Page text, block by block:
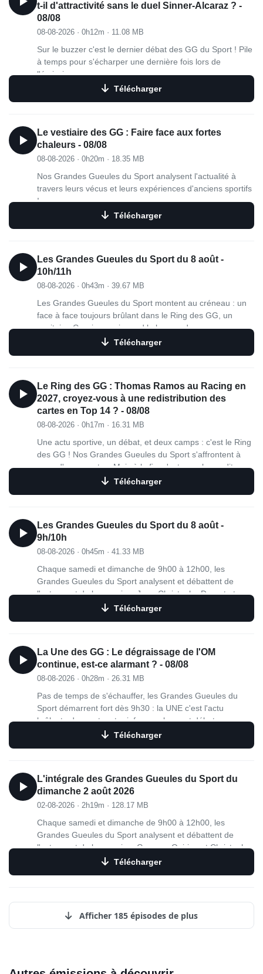
t-il d'attractivité sans le duel Sinner-Alcaraz ? -
08/08
08-08-2026 · 0h12m · 11.08 MB
Sur le buzzer c'est le dernier débat des GG du Sport ! Pile
à temps pour s'écharper une dernière fois lors de
l'émission…
Télécharger
Le vestiaire des GG : Faire face aux fortes
chaleurs - 08/08
08-08-2026 · 0h20m · 18.35 MB
Nos Grandes Gueules du Sport analysent l'actualité à
travers leurs vécus et leurs expériences d'anciens sportifs
!
Télécharger
Les Grandes Gueules du Sport du 8 août -
10h/11h
08-08-2026 · 0h43m · 39.67 MB
Les Grandes Gueules du Sport montent au créneau : un
face à face toujours brûlant dans le Ring des GG, un
capitaine Cessieux qui prend le brassard pour pousser un
coup de gueule, et un dernier quart d'heure nostalgie
Télécharger
Le Ring des GG : Thomas Ramos au Racing en
2027, croyez-vous à une redistribution des
cartes en Top 14 ? - 08/08
08-08-2026 · 0h17m · 16.31 MB
Une actu sportive, un débat, et deux camps : c'est le Ring
des GG ! Nos Grandes Gueules du Sport s'affrontent à
coup d'arguments... Mais à la fin, c'est vous les auditeurs,
qui choisissez l'équipe victorieuse !
Télécharger
Les Grandes Gueules du Sport du 8 août -
9h/10h
08-08-2026 · 0h45m · 41.33 MB
Chaque samedi et dimanche de 9h00 à 12h00, les
Grandes Gueules du Sport analysent et débattent de
l'actu sport de la semaine. Jean-Christophe Drouet et
Christophe Cessieux sont entourés de sportifs de renom :
Cédric Heymans.
Télécharger
La Une des GG : Le dégraissage de l'OM
continue, est-ce alarmant ? - 08/08
08-08-2026 · 0h28m · 26.31 MB
Pas de temps de s'échauffer, les Grandes Gueules du
Sport démarrent fort dès 9h30 : la UNE c'est l'actu
brûlante du sport, entre infos, analyses et débats.
Télécharger
L'intégrale des Grandes Gueules du Sport du
dimanche 2 août 2026
02-08-2026 · 2h19m · 128.17 MB
Chaque samedi et dimanche de 9h00 à 12h00, les
Grandes Gueules du Sport analysent et débattent de
l'actu sport de la semaine. Georges Quirino et Christophe
Cessieux sont entourés de sportifs de renom : David
Douillet, Pascal Dupraz, Sarah Pitkowski, Sophie Kamoun,
Télécharger
Afficher 185 épisodes de plus